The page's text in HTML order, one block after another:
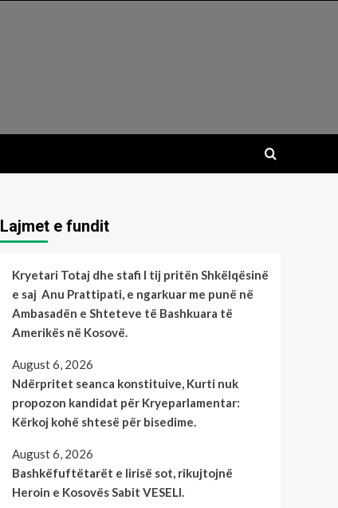
Lajmet e fundit
Kryetari Totaj dhe stafi I tij pritën Shkëlqësinë
e saj Anu Prattipati, e ngarkuar me punë në
Ambasadën e Shteteve të Bashkuara të
Amerikës në Kosovë.
August 6, 2026
Ndërpritet seanca konstituive, Kurti nuk
propozon kandidat për Kryeparlamentar:
Kërkoj kohë shtesë për bisedime.
August 6, 2026
Bashkëfuftëtarët e lirisë sot, rikujtojnë
Heroin e Kosovës Sabit VESELI.